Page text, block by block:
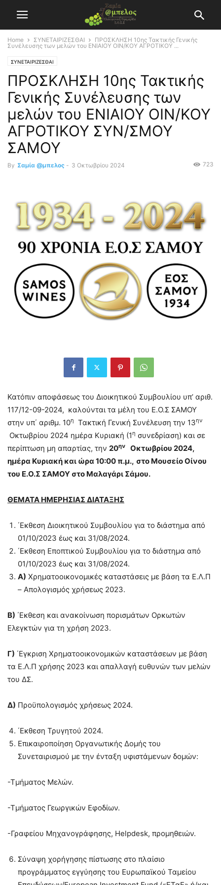
Home ΣΥΝΕΤΑΙΡΙΖΕΣΘΑΙ
ΠΡΟΣΚΛΗΣΗ 10ης Τακτικής Γενικής
Συνέλευσης των μελών του ΕΝΙΑΙΟΥ ΟΙΝ/ΚΟΥ ΑΓΡΟΤΙΚΟΥ ...
ΣΥΝΕΤΑΙΡΙΖΕΣΘΑΙ
ΠΡΟΣΚΛΗΣΗ 10ης Τακτικής
Γενικής Συνέλευσης των
μελών του ΕΝΙΑΙΟΥ ΟΙΝ/ΚΟΥ
ΑΓΡΟΤΙΚΟΥ ΣΥΝ/ΣΜΟΥ
ΣΑΜΟΥ
By Σαμία @μπελος - 3 Οκτωβρίου 2024 723
Κατόπιν αποφάσεως του Διοικητικού Συμβουλίου υπ’ αριθ.
117/12-09-2024, καλούνται τα μέλη του Ε.Ο.Σ ΣΑΜΟΥ
στην υπ΄ αριθμ. 10η Τακτική Γενική Συνέλευση την 13ην
Οκτωβρίου 2024 ημέρα Κυριακή (1η συνεδρίαση) και σε
περίπτωση μη απαρτίας, την 20ην
Οκτωβρίου 2024,
ημέρα Κυριακή και ώρα 10:00 π.μ., στο Μουσείο Οίνου
του Ε.Ο.Σ ΣΑΜΟΥ στο Μαλαγάρι Σάμου.
ΘΕΜΑΤΑ ΗΜΕΡΗΣΙΑΣ ΔΙΑΤΑΞΗΣ
΄Εκθεση Διοικητικού Συμβουλίου για το διάστημα από
01/10/2023 έως και 31/08/2024.
΄Εκθεση Εποπτικού Συμβουλίου για το διάστημα από
01/10/2023 έως και 31/08/2024.
Α) Χρηματοοικονομικές καταστάσεις με βάση τα Ε.Λ.Π
– Απολογισμός χρήσεως 2023.
Β) ΄Εκθεση και ανακοίνωση πορισμάτων Ορκωτών
Ελεγκτών για τη χρήση 2023.
Γ) ΄Εγκριση Χρηματοοικονομικών καταστάσεων με βάση
τα Ε.Λ.Π χρήσης 2023 και απαλλαγή ευθυνών των μελών
του ΔΣ.
Δ) Προϋπολογισμός χρήσεως 2024.
΄Εκθεση Τρυγητού 2024.
Επικαιροποίηση Οργανωτικής Δομής του
Συνεταιρισμού με την ένταξη υφιστάμενων δομών:
-Τμήματος Μελών.
-Τμήματος Γεωργικών Εφοδίων.
-Γραφείου Μηχανογράφησης, Helpdesk, προμηθειών.
Σύναψη χορήγησης πίστωσης στο πλαίσιο
προγράμματος εγγύησης του Ευρωπαϊκού Ταμείου